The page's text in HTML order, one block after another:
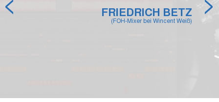
FRIEDRICH BETZ
(FOH-Mixer bei Wincent Weiß)